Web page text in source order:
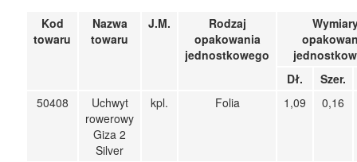
Kod
towaru
Nazwa
towaru
J.M.
Rodzaj
opakowania
jednostkowego
Dł.
Szer.
50408
Uchwyt
rowerowy
Giza 2
Silver
kpl. Folia 1,09 0,16